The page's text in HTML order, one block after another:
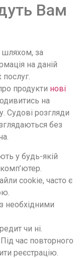
Вам
за
на даній
продукти нові
на
Судові розгляди
без
у будь-якій
cookie, часто є
необхідними
чи ні.
час повторного
реєстрацію.